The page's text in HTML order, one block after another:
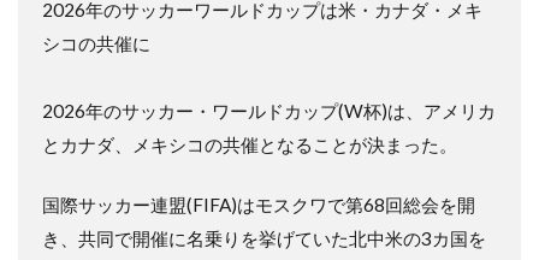
2026年のサッカーワールドカップは米・カナダ・メキ
シコの共催に
2026年のサッカー・ワールドカップ(W杯)は、アメリカ
とカナダ、メキシコの共催となることが決まった。
国際サッカー連盟(FIFA)はモスクワで第68回総会を開
き、共同で開催に名乗りを挙げていた北中米の3カ国を